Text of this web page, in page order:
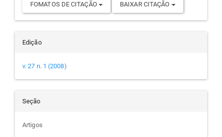
FOMATOS DE CITAÇÃO BAIXAR CITAÇÃO
Edição
v. 27 n. 1 (2008)
Seção
Artigos